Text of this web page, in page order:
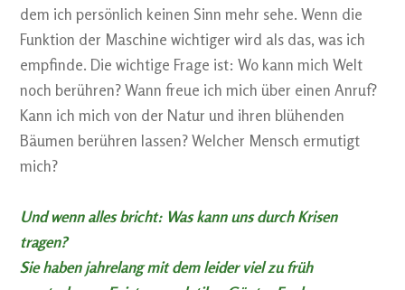
dem ich persönlich keinen Sinn mehr sehe. Wenn die
Funktion der Maschine wichtiger wird als das, was ich
empfinde. Die wichtige Frage ist: Wo kann mich Welt
noch berühren? Wann freue ich mich über einen Anruf?
Kann ich mich von der Natur und ihren blühenden
Bäumen berühren lassen? Welcher Mensch ermutigt
mich?
Und wenn alles bricht: Was kann uns durch Krisen
tragen?
Sie haben jahrelang mit dem leider viel zu früh